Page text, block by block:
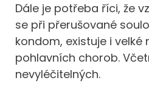
Dále je potřeba říci, že
se při přerušované
kondom, existuje i velké
pohlavních chorob.
nevyléčitelných.